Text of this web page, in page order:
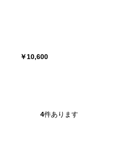
￥10,600
4件あります